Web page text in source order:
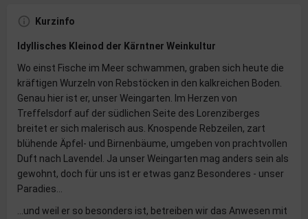
Kurzinfo
Idyllisches Kleinod der Kärntner Weinkultur
Wo einst Fische im Meer schwammen, graben sich heute die
kräftigen Wurzeln von Rebstöcken in den kalkreichen Boden.
Genau hier ist er, unser Weingarten. Im Herzen von
Treffelsdorf auf der südlichen Seite des Lorenziberges
breitet er sich malerisch aus. Knospende Rebzeilen, zart
blühende Äpfel- und Birnenbäume, umgeben von prachtvollen
Duft nach Lavendel. Ja unser Weingarten mag anders sein als
gewohnt, doch für uns ist er etwas ganz Besonderes - unser
Paradies...
...und weil er so besonders ist, betreiben wir das Anwesen mit